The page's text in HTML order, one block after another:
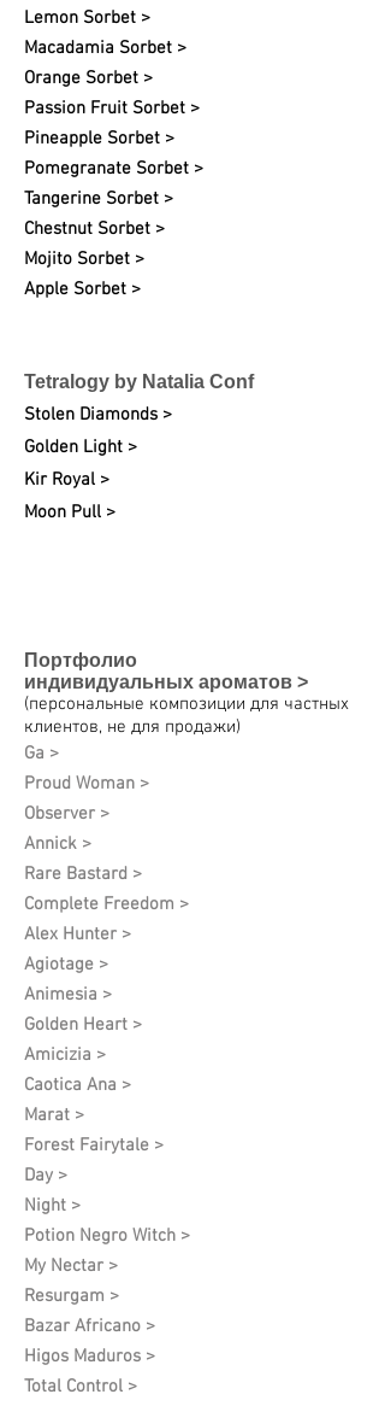
Lemon Sorbet >
Macadamia Sorbet >
Orange Sorbet >
Passion Fruit Sorbet >
Pineapple Sorbet >
Pomegranate Sorbet >
Tangerine Sorbet >
Chestnut Sorbet >
Mojito Sorbet >
Apple Sorbet >
Tetralogy by Natalia Conf
Stolen Diamonds >
Golden Light >
Kir Royal >
Moon Pull >
Портфолио
индивидуальных ароматов >
(персональные композиции для частных
клиентов, не для продажи)
Ga >
Proud Woman >
Observer >
Annick >
Rare Bastard >
Complete Freedom >
Alex Hunter >
Agiotage >
Animesia >
Golden Heart >
Amicizia >
Caotica Ana >
Marat >
Forest Fairytale >
Day >
Night >
Potion Negro Witch >
My Nectar >
Resurgam >
Bazar Africano >
Higos Maduros >
Total Control >